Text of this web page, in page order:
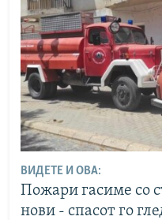
ВИДЕТЕ И ОВА:
Пожари гасиме со
нови - спасот го